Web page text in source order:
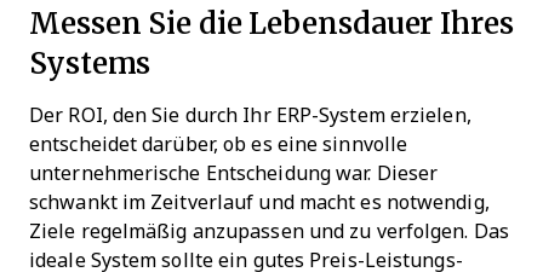
Messen Sie die Lebensdauer Ihres
Systems
Der ROI, den Sie durch Ihr ERP-System erzielen,
entscheidet darüber, ob es eine sinnvolle
unternehmerische Entscheidung war. Dieser
schwankt im Zeitverlauf und macht es notwendig,
Ziele regelmäßig anzupassen und zu verfolgen. Das
ideale System sollte ein gutes Preis-Leistungs-